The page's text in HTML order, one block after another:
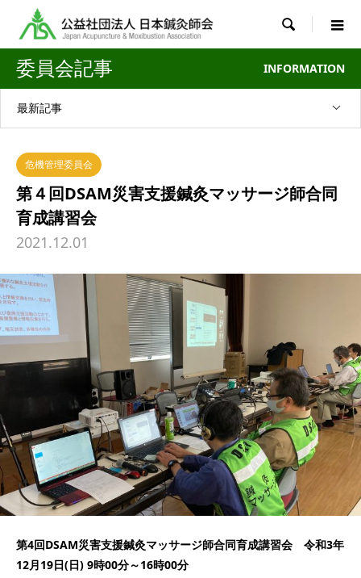

委員会記事 INFORMATION
最新記事
危機管理委員会
第４回DSAM災害支援鍼灸マッサージ師合同
育成講習会
2021.12.01
第4回DSAM災害支援鍼灸マッサージ師合同育成講習会 令和3年
12月19日(日) 9時00分～16時00分